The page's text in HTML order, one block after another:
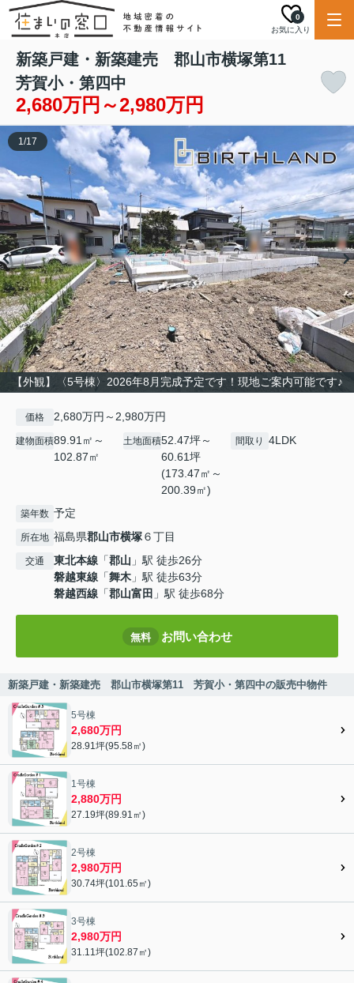
お気に入り
0
新築戸建・新築建売 郡山市横塚第11
芳賀小・第四中
2,680万円～2,980万円
【外観】〈5号棟〉2026年8月完成予定です！現地ご案内可能です♪
1/17
価格 2,680万円～2,980万円
建物面積89.91㎡～
102.87㎡
土地面積52.47坪～
60.61坪
(173.47㎡～
200.39㎡)
間取り 4LDK
築年数 予定
所在地 福島県郡山市横塚６丁目
交通 東北本線 「郡山 」駅 徒歩26分
磐越東線 「舞木 」駅 徒歩63分
磐越西線 「郡山富田 」駅 徒歩68分
無料 お問い合わせ
新築戸建・新築建売 郡山市横塚第11 芳賀小・第四中の販売中物件
5号棟
2,680万円
28.91坪(95.58㎡)
1号棟
2,880万円
27.19坪(89.91㎡)
2号棟
2,980万円
30.74坪(101.65㎡)
3号棟
2,980万円
31.11坪(102.87㎡)